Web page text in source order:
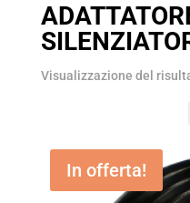
Visualizzazione del
In offerta!